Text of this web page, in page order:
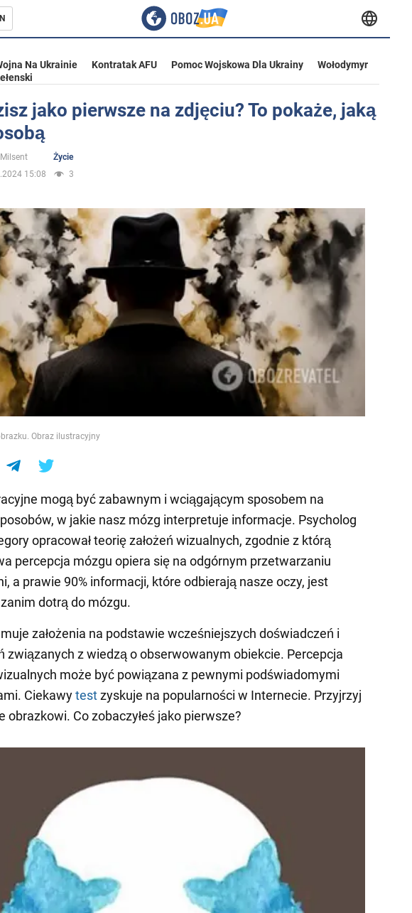
Ukrainie
Na Ukrainie Kontratak AFU Pomoc Wojskowa Dla Ukrainy
Wołodymyr
jako pierwsze na zdjęciu? To pokaże, jaką
Życie
15:08
3
Obraz ilustracyjny
mogą być zabawnym i wciągającym sposobem na
w jakie nasz mózg interpretuje informacje. Psycholog
opracował teorię założeń wizualnych, zgodnie z którą
percepcja mózgu opiera się na odgórnym przetwarzaniu
a prawie 90% informacji, które odbierają nasze oczy, jest
dotrą do mózgu.
założenia na podstawie wcześniejszych doświadczeń i
związanych z wiedzą o obserwowanym obiekcie. Percepcja
może być powiązana z pewnymi podświadomymi
Ciekawytestzyskuje na popularności w Internecie. Przyjrzyj
obrazkowi. Co zobaczyłeś jako pierwsze?